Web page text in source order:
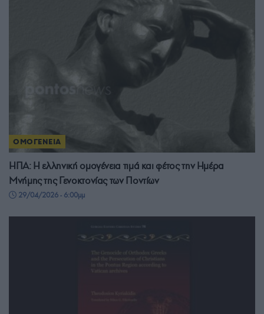
ΟΜΟΓΕΝΕΙΑ
ΗΠΑ: Η ελληνική ομογένεια τιμά και φέτος την Ημέρα
Μνήμης της Γενοκτονίας των Ποντίων
29/04/2026 - 6:00μμ